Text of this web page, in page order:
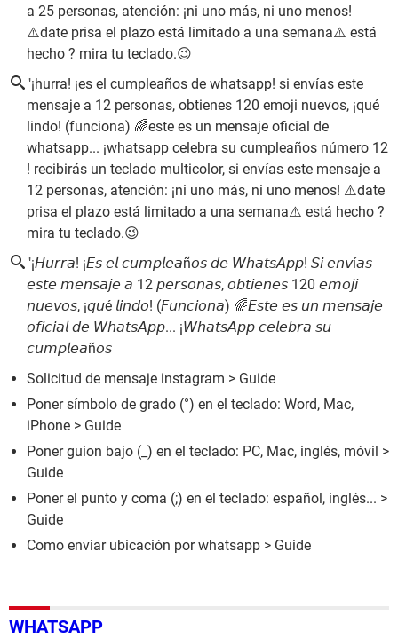
a 25 personas, atención: ¡ni uno más, ni uno menos!
⚠️date prisa el plazo está limitado a una semana⚠️ está
hecho ? mira tu teclado.😉
"¡hurra! ¡es el cumpleaños de whatsapp! si envías este
mensaje a 12 personas, obtienes 120 emoji nuevos, ¡qué
lindo! (funciona) 🌈este es un mensaje oficial de
whatsapp... ¡whatsapp celebra su cumpleaños número 12
! recibirás un teclado multicolor, si envías este mensaje a
12 personas, atención: ¡ni uno más, ni uno menos! ⚠️date
prisa el plazo está limitado a una semana⚠️ está hecho ?
mira tu teclado.😉
"¡𝘏𝘶𝘳𝘳𝘢! ¡𝘌𝘴 𝘦𝘭 𝘤𝘶𝘮𝘱𝘭𝘦𝘢ñ𝘰𝘴 𝘥𝘦 𝘞𝘩𝘢𝘵𝘴𝘈𝘱𝘱! 𝘚𝘪 𝘦𝘯𝘷í𝘢𝘴
𝘦𝘴𝘵𝘦 𝘮𝘦𝘯𝘴𝘢𝘫𝘦 𝘢 12 𝘱𝘦𝘳𝘴𝘰𝘯𝘢𝘴, 𝘰𝘣𝘵𝘪𝘦𝘯𝘦𝘴 120 𝘦𝘮𝘰𝘫𝘪
𝘯𝘶𝘦𝘷𝘰𝘴, ¡𝘲𝘶é 𝘭𝘪𝘯𝘥𝘰! (𝘍𝘶𝘯𝘤𝘪𝘰𝘯𝘢) 🌈𝘌𝘴𝘵𝘦 𝘦𝘴 𝘶𝘯 𝘮𝘦𝘯𝘴𝘢𝘫𝘦
𝘰𝘧𝘪𝘤𝘪𝘢𝘭 𝘥𝘦 𝘞𝘩𝘢𝘵𝘴𝘈𝘱𝘱... ¡𝘞𝘩𝘢𝘵𝘴𝘈𝘱𝘱 𝘤𝘦𝘭𝘦𝘣𝘳𝘢 𝘴𝘶
𝘤𝘶𝘮𝘱𝘭𝘦𝘢ñ𝘰𝘴
Solicitud de mensaje instagram > Guide
Poner símbolo de grado (°) en el teclado: Word, Mac,
iPhone > Guide
Poner guion bajo (_) en el teclado: PC, Mac, inglés, móvil >
Guide
Poner el punto y coma (;) en el teclado: español, inglés... >
Guide
Como enviar ubicación por whatsapp > Guide
WHATSAPP